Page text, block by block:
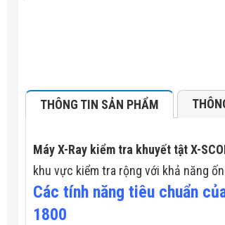
THÔNG TIN SẢN PHẨM
Máy X-Ray kiểm tra khuyết tật X-
khu vực kiểm tra rộng với khả năng
Các tính năng tiêu chuẩn
1800